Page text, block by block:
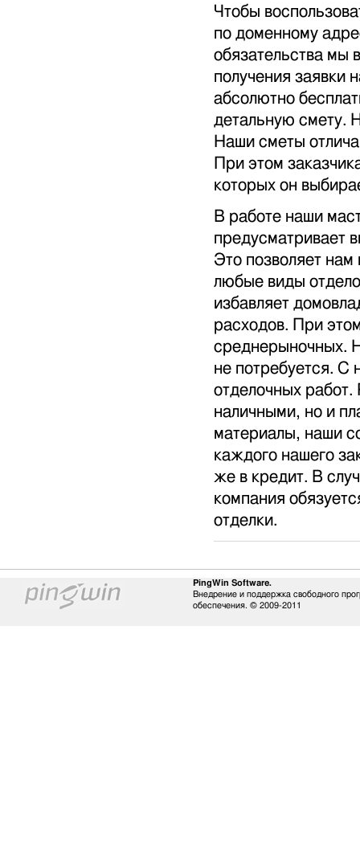
Чтобы
по доменному
обязательства мы
получения заявки
абсолютно
детальную смету.
Наши сметы
При этом
которых он
В работе наши
предусматривает
Это позволяет
любые виды
избавляет
расходов. При
среднерыночных.
не потребуется. С
отделочных работ.
наличными, но и
материалы, наши
каждого нашего
же в кредит. В
компания
отделки.
PingWin Software.
Внедрение и поддержка свободного
обеспечения. © 2009-2011